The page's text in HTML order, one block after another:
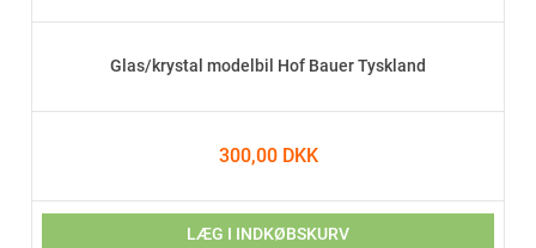
Glas/krystal modelbil Hof Bauer Tyskland
300,00 DKK
LÆG I INDKØBSKURV